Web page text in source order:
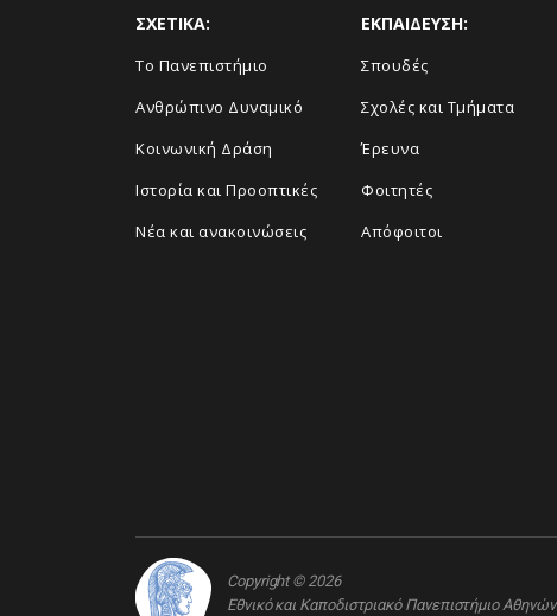
ΣΧΕΤΙΚΑ:
Το Πανεπιστήμιο
Ανθρώπινο Δυναμικό
Κοινωνική Δράση
Ιστορία και Προοπτικές
Νέα και ανακοινώσεις
ΕΚΠΑΙΔΕΥΣΗ:
Σπουδές
Σχολές και Τμήματα
Έρευνα
Φοιτητές
Απόφοιτοι
Copyright © 2026
Εθνικό και Καποδιστριακό Πανεπιστήμιο Αθηνών